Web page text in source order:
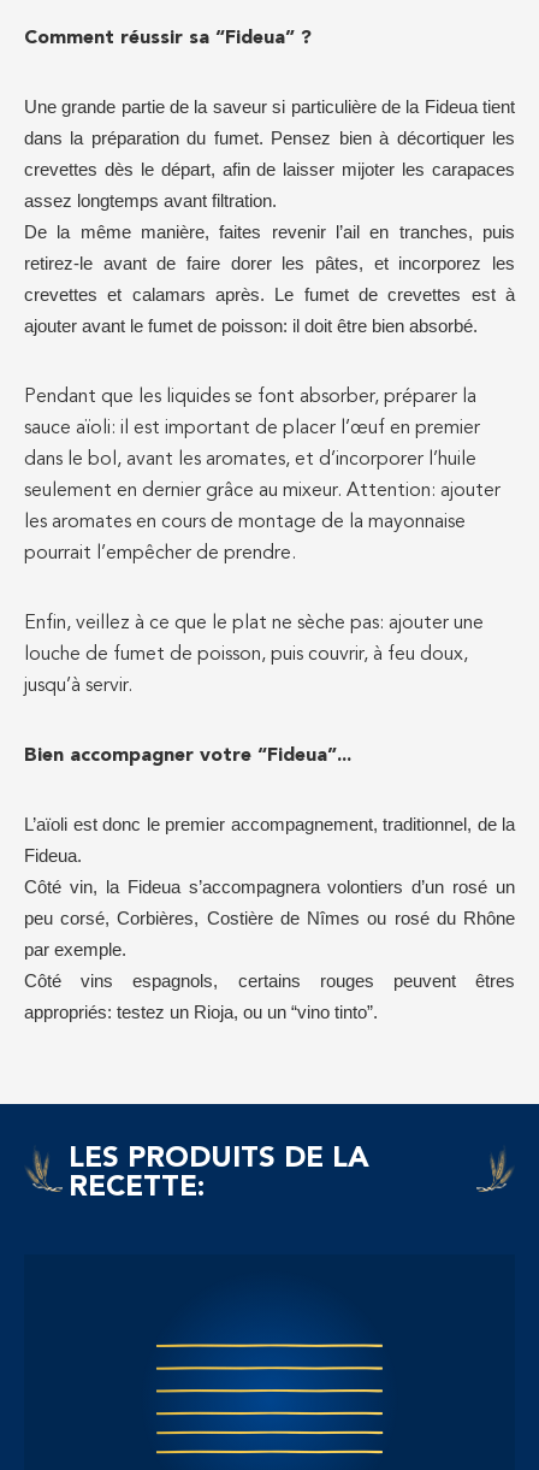
Comment réussir sa “Fideua” ?
Une grande partie de la saveur si particulière de la Fideua tient
dans la préparation du fumet. Pensez bien à décortiquer les
crevettes dès le départ, afin de laisser mijoter les carapaces
assez longtemps avant filtration.
De la même manière, faites revenir l’ail en tranches, puis
retirez-le avant de faire dorer les pâtes, et incorporez les
crevettes et calamars après. Le fumet de crevettes est à
ajouter avant le fumet de poisson: il doit être bien absorbé.
Pendant que les liquides se font absorber, préparer la
sauce aïoli: il est important de placer l’œuf en premier
dans le bol, avant les aromates, et d’incorporer l’huile
seulement en dernier grâce au mixeur. Attention: ajouter
les aromates en cours de montage de la mayonnaise
pourrait l’empêcher de prendre.
Enfin, veillez à ce que le plat ne sèche pas: ajouter une
louche de fumet de poisson, puis couvrir, à feu doux,
jusqu’à servir.
Bien accompagner votre “Fideua”...
L’aïoli est donc le premier accompagnement, traditionnel, de la
Fideua.
Côté vin, la Fideua s’accompagnera volontiers d’un rosé un
peu corsé, Corbières, Costière de Nîmes ou rosé du Rhône
par exemple.
Côté vins espagnols, certains rouges peuvent êtres
appropriés: testez un Rioja, ou un “vino tinto”.
LES PRODUITS DE LA
RECETTE: